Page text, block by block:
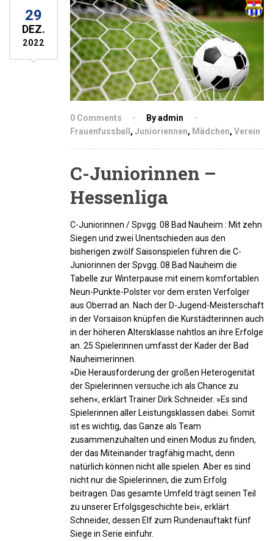
29
DEZ.
2022
0 Comments
By admin
Frauenfussball , Junioriennen, Mädchen, Verein
C-Juniorinnen –
Hessenliga
C-Juniorinnen / Spvgg. 08 Bad Nauheim : Mit zehn
Siegen und zwei Unentschieden aus den
bisherigen zwölf Saisonspielen führen die C-
Juniorinnen der Spvgg. 08 Bad Nauheim die
Tabelle zur Winterpause mit einem komfortablen
Neun-Punkte-Polster vor dem ersten Verfolger
aus Oberrad an. Nach der D-Jugend-Meisterschaft
in der Vorsaison knüpfen die Kurstädterinnen auch
in der höheren Altersklasse nahtlos an ihre Erfolge
an. 25 Spielerinnen umfasst der Kader der Bad
Nauheimerinnen.
»Die Herausforderung der großen Heterogenität
der Spielerinnen versuche ich als Chance zu
sehen«, erklärt Trainer Dirk Schneider. »Es sind
Spielerinnen aller Leistungsklassen dabei. Somit
ist es wichtig, das Ganze als Team
zusammenzuhalten und einen Modus zu finden,
der das Miteinander tragfähig macht, denn
natürlich können nicht alle spielen. Aber es sind
nicht nur die Spielerinnen, die zum Erfolg
beitragen. Das gesamte Umfeld trägt seinen Teil
zu unserer Erfolgsgeschichte bei«, erklärt
Schneider, dessen Elf zum Rundenauftakt fünf
Siege in Serie einfuhr.